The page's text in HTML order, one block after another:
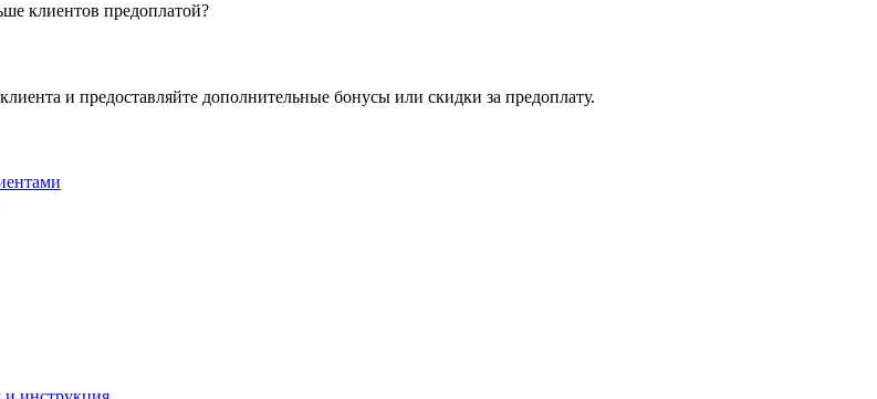
клиентов предоплатой?
и предоставляйте дополнительные бонусы или скидки за предоплату.